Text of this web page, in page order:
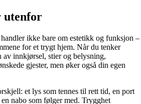
utenfor
ikke bare om estetikk og funksjon –
for et trygt hjem. Når du tenker
innkjørsel, stier og belysning,
gjester, men øker også din egen
et lys som tennes til rett tid, en port
nabo som følger med. Trygghet